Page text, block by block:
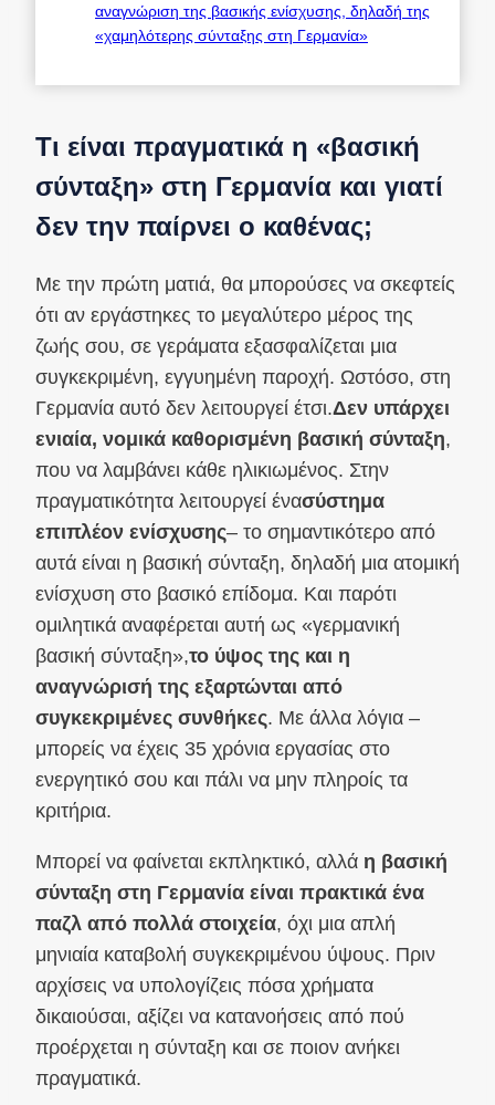
αναγνώριση της βασικής ενίσχυσης, δηλαδή της
«χαμηλότερης σύνταξης στη Γερμανία»
Τι είναι πραγματικά η «βασική
σύνταξη» στη Γερμανία και γιατί
δεν την παίρνει ο καθένας;
Με την πρώτη ματιά, θα μπορούσες να σκεφτείς
ότι αν εργάστηκες το μεγαλύτερο μέρος της
ζωής σου, σε γεράματα εξασφαλίζεται μια
συγκεκριμένη, εγγυημένη παροχή. Ωστόσο, στη
Γερμανία αυτό δεν λειτουργεί έτσι.Δεν υπάρχει
ενιαία, νομικά καθορισμένη βασική σύνταξη,
που να λαμβάνει κάθε ηλικιωμένος. Στην
πραγματικότητα λειτουργεί ένασύστημα
επιπλέον ενίσχυσης– το σημαντικότερο από
αυτά είναι η βασική σύνταξη, δηλαδή μια ατομική
ενίσχυση στο βασικό επίδομα. Και παρότι
ομιλητικά αναφέρεται αυτή ως «γερμανική
βασική σύνταξη»,το ύψος της και η
αναγνώρισή της εξαρτώνται από
συγκεκριμένες συνθήκες. Με άλλα λόγια –
μπορείς να έχεις 35 χρόνια εργασίας στο
ενεργητικό σου και πάλι να μην πληροίς τα
κριτήρια.
Μπορεί να φαίνεται εκπληκτικό, αλλά η βασική
σύνταξη στη Γερμανία είναι πρακτικά ένα
παζλ από πολλά στοιχεία, όχι μια απλή
μηνιαία καταβολή συγκεκριμένου ύψους. Πριν
αρχίσεις να υπολογίζεις πόσα χρήματα
δικαιούσαι, αξίζει να κατανοήσεις από πού
προέρχεται η σύνταξη και σε ποιον ανήκει
πραγματικά.